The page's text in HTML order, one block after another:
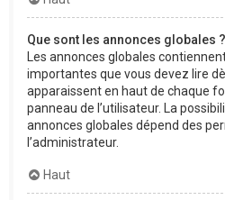
Que sont les annonces globales ?
Les annonces globales
importantes que vous devez lire
apparaissent en haut de chaque
panneau de l’utilisateur. La
annonces globales dépend des
l’administrateur.
Haut